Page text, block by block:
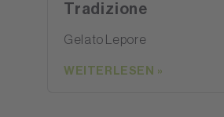
Tradizione
Gelato Lepore
WEITERLESEN »